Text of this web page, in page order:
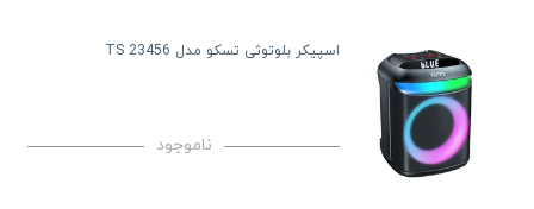
اسپیکر بلوتوثی تسکو مدل TS 23456
ناموجود